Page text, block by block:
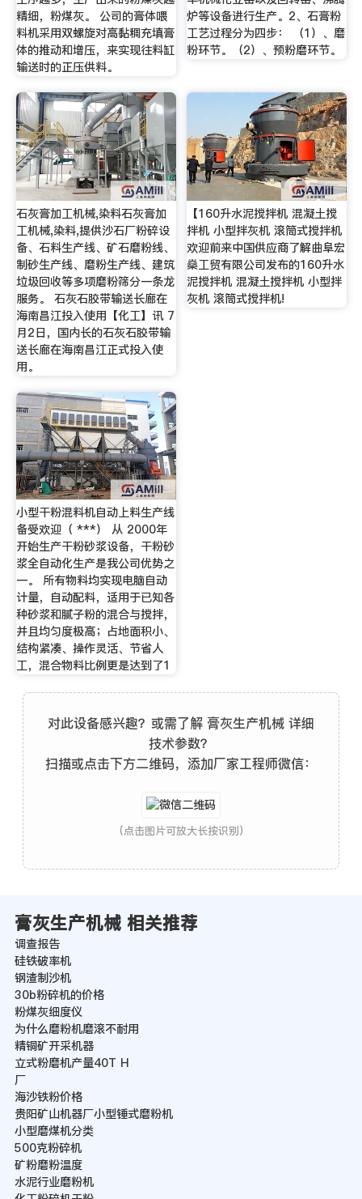
精细，粉煤灰。 公司的膏体喂
料机采用双螺旋对高黏稠充填膏
体的推动和增压，来实现往料缸
输送时的正压供料。
炉等设备进行生产。2、石膏粉
工艺过程分为四步： （1）、磨
粉环节。（2）、预粉磨环节。
石灰膏加工机械,染料石灰膏加
工机械,染料,提供沙石厂粉碎设
备、石料生产线、矿石磨粉线、
制砂生产线、磨粉生产线、建筑
垃圾回收等多项磨粉筛分一条龙
服务。 石灰石胶带输送长廊在
海南昌江投入使用【化工】讯 7
月2日，国内长的石灰石胶带输
送长廊在海南昌江正式投入使
用。
【160升水泥搅拌机 混凝土搅
拌机 小型拌灰机 滚筒式搅拌机
欢迎前来中国供应商了解曲阜宏
燊工贸有限公司发布的160升水
泥搅拌机 混凝土搅拌机 小型拌
灰机 滚筒式搅拌机!
小型干粉混料机自动上料生产线
备受欢迎（ ***） 从 2000年
开始生产干粉砂浆设备，干粉砂
浆全自动化生产是我公司优势之
一。 所有物料均实现电脑自动
计量，自动配料，适用于已知各
种砂浆和腻子粉的混合与搅拌，
并且均匀度极高；占地面积小、
结构紧凑、操作灵活、节省人
工，混合物料比例更是达到了1
对此设备感兴趣？或需了解 膏灰生产机械 详细
技术参数？
扫描或点击下方二维码，添加厂家工程师微信：
(点击图片可放大长按识别)
膏灰生产机械 相关推荐
调查报告
硅铁破率机
钢渣制沙机
30b粉碎机的价格
粉煤灰细度仪
为什么磨粉机磨滚不耐用
精铜矿开采机器
立式粉磨机产量40T H
厂
海沙铁粉价格
贵阳矿山机器厂小型锤式磨粉机
小型磨煤机分类
500克粉碎机
矿粉磨粉温度
水泥行业磨粉机